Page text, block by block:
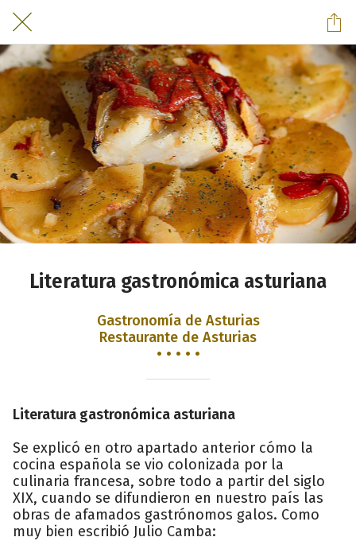
Literatura gastronómica asturiana
Gastronomía de Asturias
Restaurante de Asturias
• • • • •
Literatura gastronómica asturiana
Se explicó en otro apartado anterior cómo la
cocina española se vio colonizada por la
culinaria francesa, sobre todo a partir del siglo
XIX, cuando se difundieron en nuestro país las
obras de afamados gastrónomos galos. Como
muy bien escribió Julio Camba: